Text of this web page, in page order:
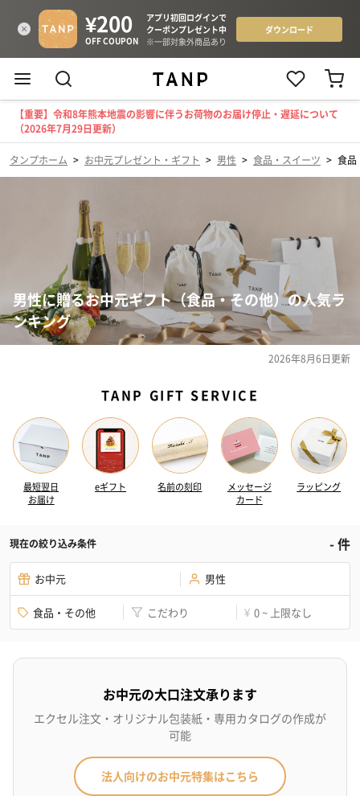
【重要】令和8年熊本地震の影響に伴うお荷物のお届け停止・遅延について
（2026年7月29日更新）
タンプホーム > お中元プレゼント・ギフト > 男性 > 食品・スイーツ > 食品
男性に贈るお中元ギフト（食品・その他）の人気ラ
ンキング
2026年8月6日更新
TANP GIFT SERVICE
最短翌日
お届け
eギフト 名前の刻印
メッセージ
カード
ラッピング
現在の絞り込み条件 -件
お中元 男性
食品・その他 こだわり ¥ 0 ~ 上限なし
お中元の大口注文承ります
エクセル注文・オリジナル包装紙・専用カタログの作成が
可能
法人向けのお中元特集はこちら